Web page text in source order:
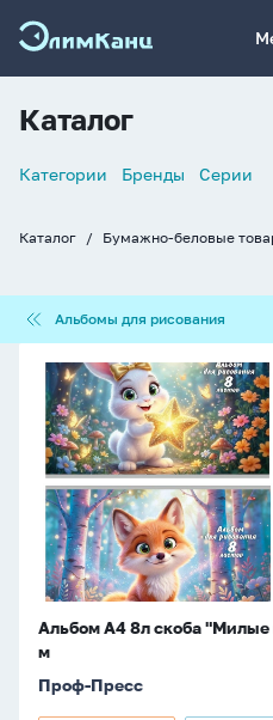
Каталог
Список
Категории Бренды Серии
Каталог Бумажно-беловые
для
рисования
Альбомы для рисования
Альбом
А4
8л
скоба
"Милые
пушистики
5"
пл.
100
гр/
м
Альбом А4 8л скоба
м
Проф-Пресс